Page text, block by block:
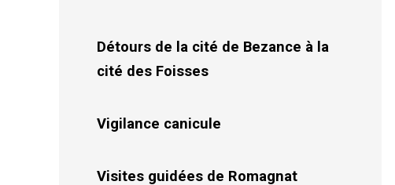
Détours de la cité de Bezance à la
cité des Foisses
Vigilance canicule
Visites guidées de Romagnat